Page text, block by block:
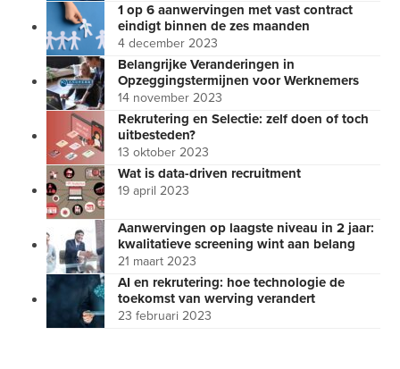
1 op 6 aanwervingen met vast contract
eindigt binnen de zes maanden
4 december 2023
Belangrijke Veranderingen in
Opzeggingstermijnen voor Werknemers
14 november 2023
Rekrutering en Selectie: zelf doen of toch
uitbesteden?
13 oktober 2023
Wat is data-driven recruitment
19 april 2023
Aanwervingen op laagste niveau in 2 jaar:
kwalitatieve screening wint aan belang
21 maart 2023
AI en rekrutering: hoe technologie de
toekomst van werving verandert
23 februari 2023